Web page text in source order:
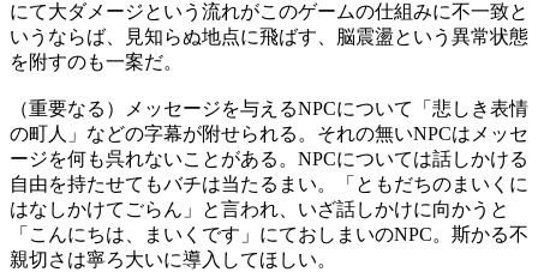
にて大ダメージという流れがこのゲームの仕組みに不一致と
いうならば、見知らぬ地点に飛ばす、脳震盪という異常状態
を附すのも一案だ。
（重要なる）メッセージを与えるNPCについて「悲しき表情
の町人」などの字幕が附せられる。それの無いNPCはメッセ
ージを何も呉れないことがある。NPCについては話しかける
自由を持たせてもバチは当たるまい。「ともだちのまいくに
はなしかけてごらん」と言われ、いざ話しかけに向かうと
「こんにちは、まいくです」にておしまいのNPC。斯かる不
親切さは寧ろ大いに導入してほしい。